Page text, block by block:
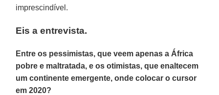
imprescindível.
Eis a entrevista.
Entre os pessimistas, que veem apenas a África
pobre e maltratada, e os otimistas, que enaltecem
um continente emergente, onde colocar o cursor
em 2020?